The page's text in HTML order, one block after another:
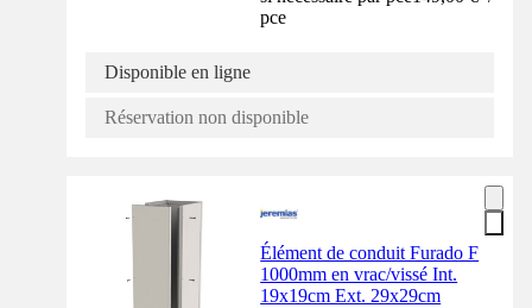
pce
Disponible en ligne
Réservation non disponible
Élément de conduit Furado F
1000mm en vrac/vissé Int.
19x19cm Ext. 29x29cm